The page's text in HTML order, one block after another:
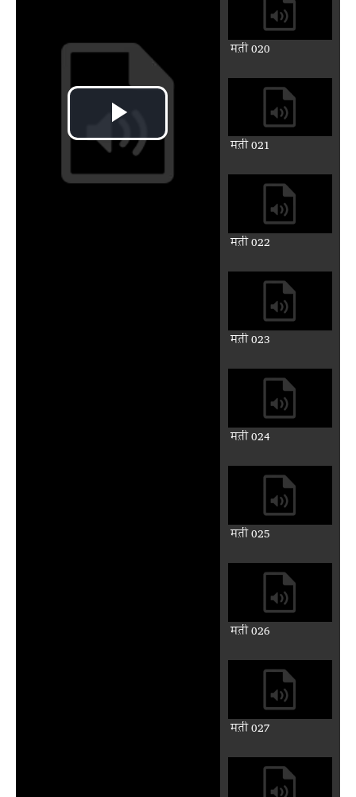
मत़ी 020
मत़ी 021
मत़ी 022
मत़ी 023
मत़ी 024
मत़ी 025
मत़ी 026
मत़ी 027